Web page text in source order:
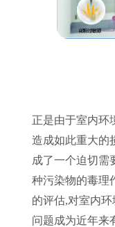
正是由于室内环
造成如此重大的
成了一个迫切需
种污染物的毒理
的评估,对室内
问题成为近年来